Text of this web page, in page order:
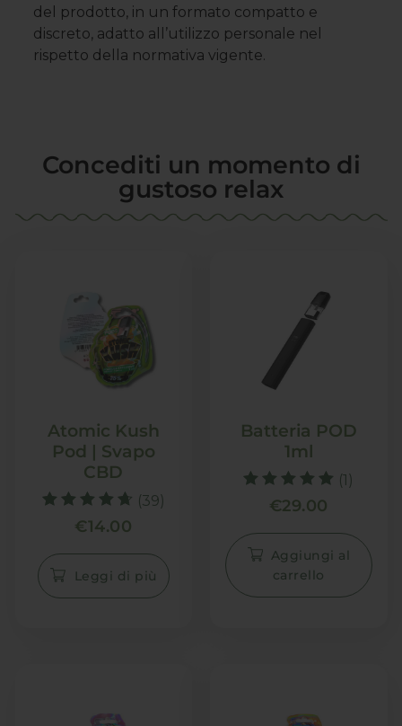
del prodotto, in un formato compatto e
discreto, adatto all’utilizzo personale nel
rispetto della normativa vigente.
Concediti un momento di
gustoso relax
Atomic Kush
Pod | Svapo
CBD
Valutato
4.70
su 5
(39)
€14.00
Leggi di più
Batteria POD
1ml
Valutato
5.00
su 5
(1)
€29.00
Aggiungi al
carrello